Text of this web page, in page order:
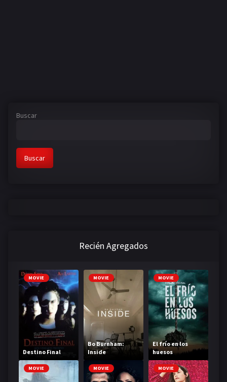
Buscar
Buscar
Recién Agregados
MOVIE
Destino Final
MOVIE
Bo Burnham:
Inside
MOVIE
El frío en los
huesos
MOVIE MOVIE MOVIE